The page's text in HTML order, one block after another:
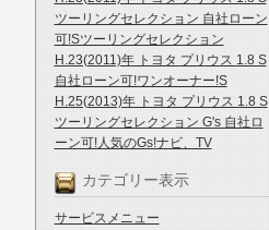
ツーリングセレクション 自社ローン
可!Sツーリングセレクション
H.23(2011)年 トヨタ プリウス 1.8 S
自社ローン可!ワンオーナー!S
H.25(2013)年 トヨタ プリウス 1.8 S
ツーリングセレクション G's 自社ロ
ーン可!人気のGs!ナビ、TV
カテゴリー表示
サービスメニュー